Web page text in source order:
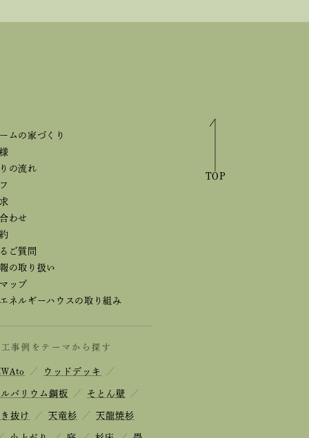
ムの家づくり
の流れ
わせ
ご質問
の取り扱い
ップ
ネルギーハウスの取り組み
事例をテーマから探す
／ ウッドデッキ ／
バリウム鋼板 ／ そとん壁 ／
抜け ／ 天竜杉 ／ 天龍焼杉
TOP